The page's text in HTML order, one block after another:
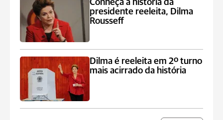
Conheça a história da
presidente reeleita, Dilma
Rousseff
Dilma é reeleita em 2º turno
mais acirrado da história